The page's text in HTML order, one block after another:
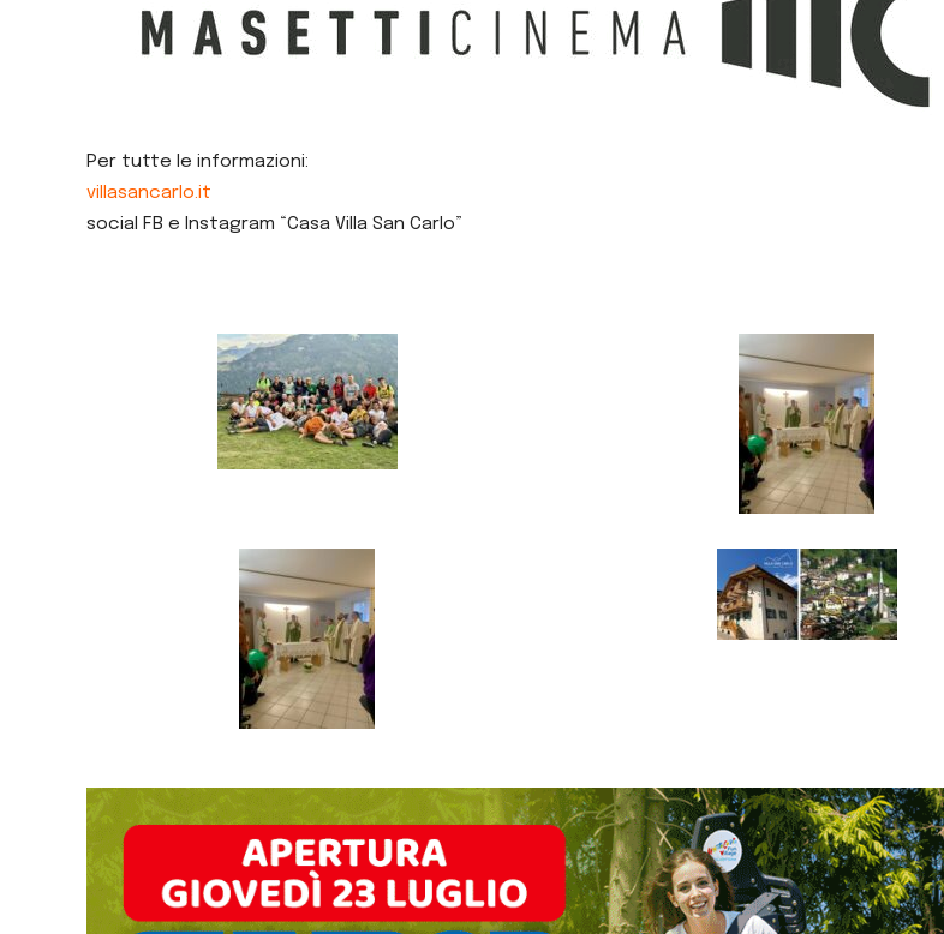
Per tutte le informazioni:
villasancarlo.it
social FB e Instagram “Casa Villa San Carlo”